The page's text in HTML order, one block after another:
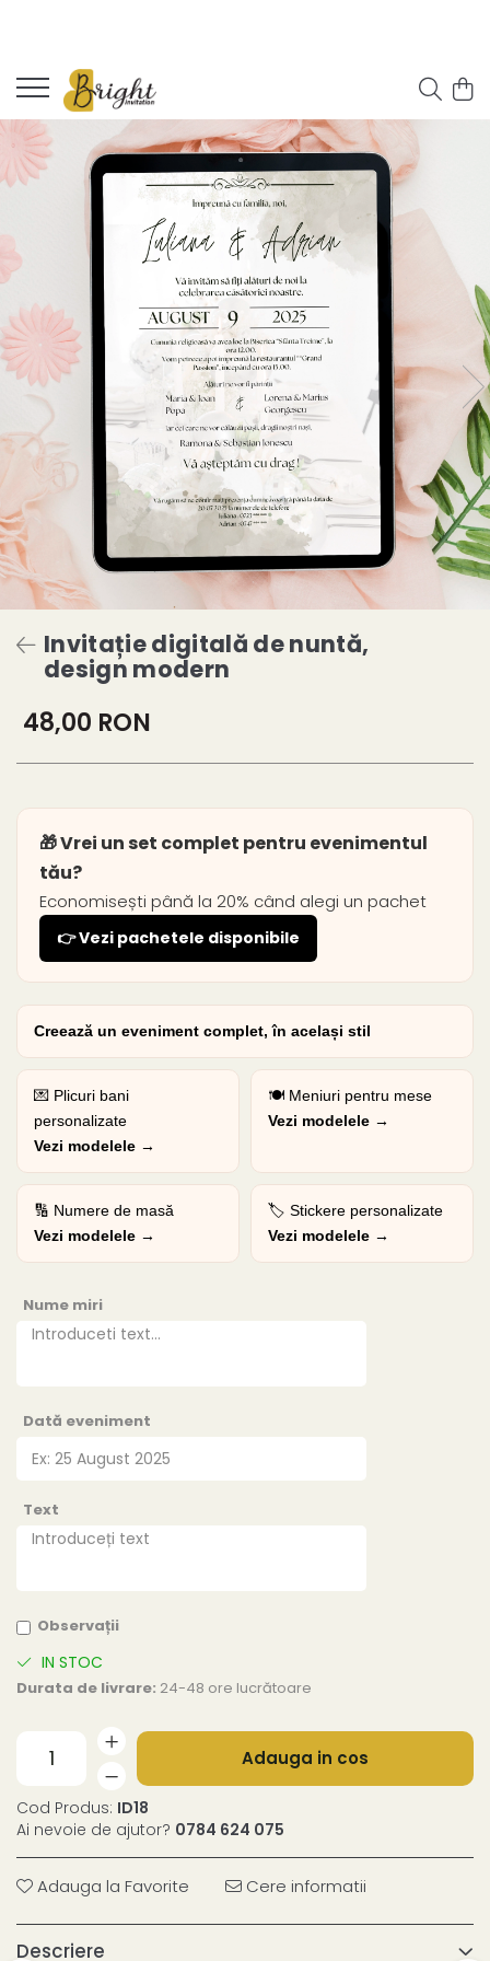
Invitație digitală de nuntă,
design modern
48,00 RON
🎁 Vrei un set complet pentru evenimentul
tău?
Economisești până la 20% când alegi un pachet
👉 Vezi pachetele disponibile
Creează un eveniment complet, în același stil
💌 Plicuri bani
personalizate
Vezi modelele →
🍽️ Meniuri pentru mese
Vezi modelele →
🔢 Numere de masă
Vezi modelele →
🏷️ Stickere personalizate
Vezi modelele →
Nume miri
Dată eveniment
Text
Observații
IN STOC
Durata de livrare: 24-48 ore lucrătoare
Adauga in cos
Cod Produs: ID18
Ai nevoie de ajutor? 0784 624 075
Adauga la Favorite Cere informatii
Descriere